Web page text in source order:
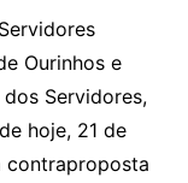
Ourinhos e
dos Servidores,
hoje, 21 de
contraproposta